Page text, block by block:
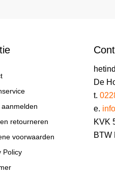
retourneren
voorwaarden
Policy
De
t.
e.
KVK
BTW